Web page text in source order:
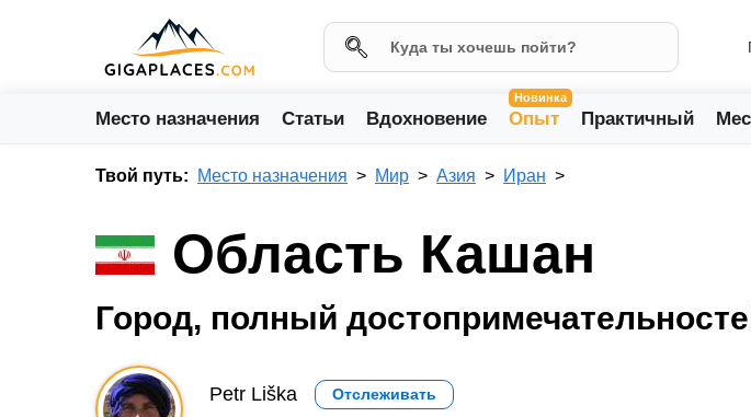
Место назначения Статьи Вдохновение
Новинка
Опыт Практичный
Твой путь: Место назначения Мир Азия Иран
Область Кашан
Город, полный
Petr Liška Отслеживать